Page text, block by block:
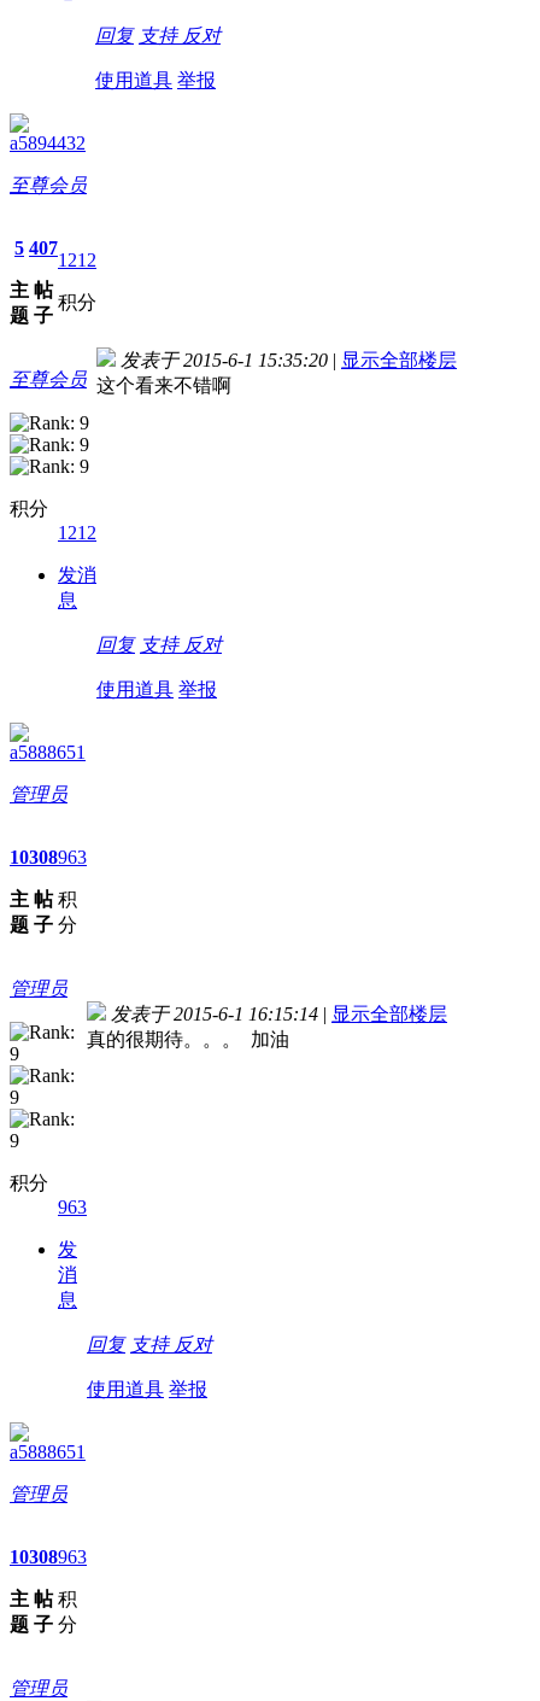
回复 支持 反对
使用道具 举报
a5894432
至尊会员
5
主
题
407
帖
子
1212
积分
至尊会员
积分
1212
发消
息
发表于 2015-6-1 15:35:20 | 显示全部楼层
这个看来不错啊
回复 支持 反对
使用道具 举报
a5888651
管理员
10
主
题
308
帖
子
963
积
分
管理员
积分
963
发
消
息
发表于 2015-6-1 16:15:14 | 显示全部楼层
真的很期待。。。 加油
回复 支持 反对
使用道具 举报
a5888651
管理员
10
主
题
308
帖
子
963
积
分
管理员